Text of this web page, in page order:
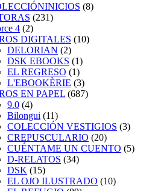
(8)
(231)
4 (2)
DIGITALES (10)
DELORIAN (2)
DSK EBOOKS (1)
EL REGRESO (1)
L'EBOOKÈRIE (3)
EN PAPEL (687)
9.0 (4)
Bilongui (11)
COLECCIÓN VESTIGIOS (3)
CREPUSCULARIO (20)
CUÉNTAME UN CUENTO (5)
D-RELATOS (34)
DSK (15)
EL OJO ILUSTRADO (10)